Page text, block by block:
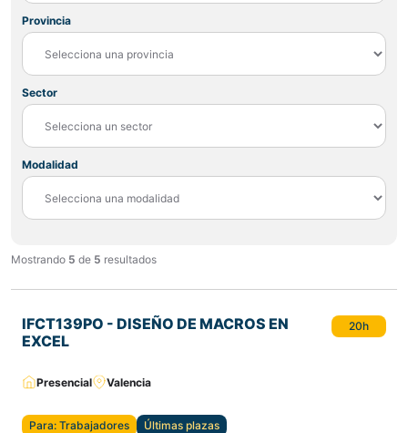
Provincia
Sector
Modalidad
Mostrando 5 de 5 resultados
IFCT139PO - DISEÑO DE MACROS EN
EXCEL
20h
Presencial Valencia
Para: Trabajadores Últimas plazas